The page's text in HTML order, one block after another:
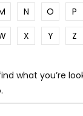
N O P
X Y Z
what you’re